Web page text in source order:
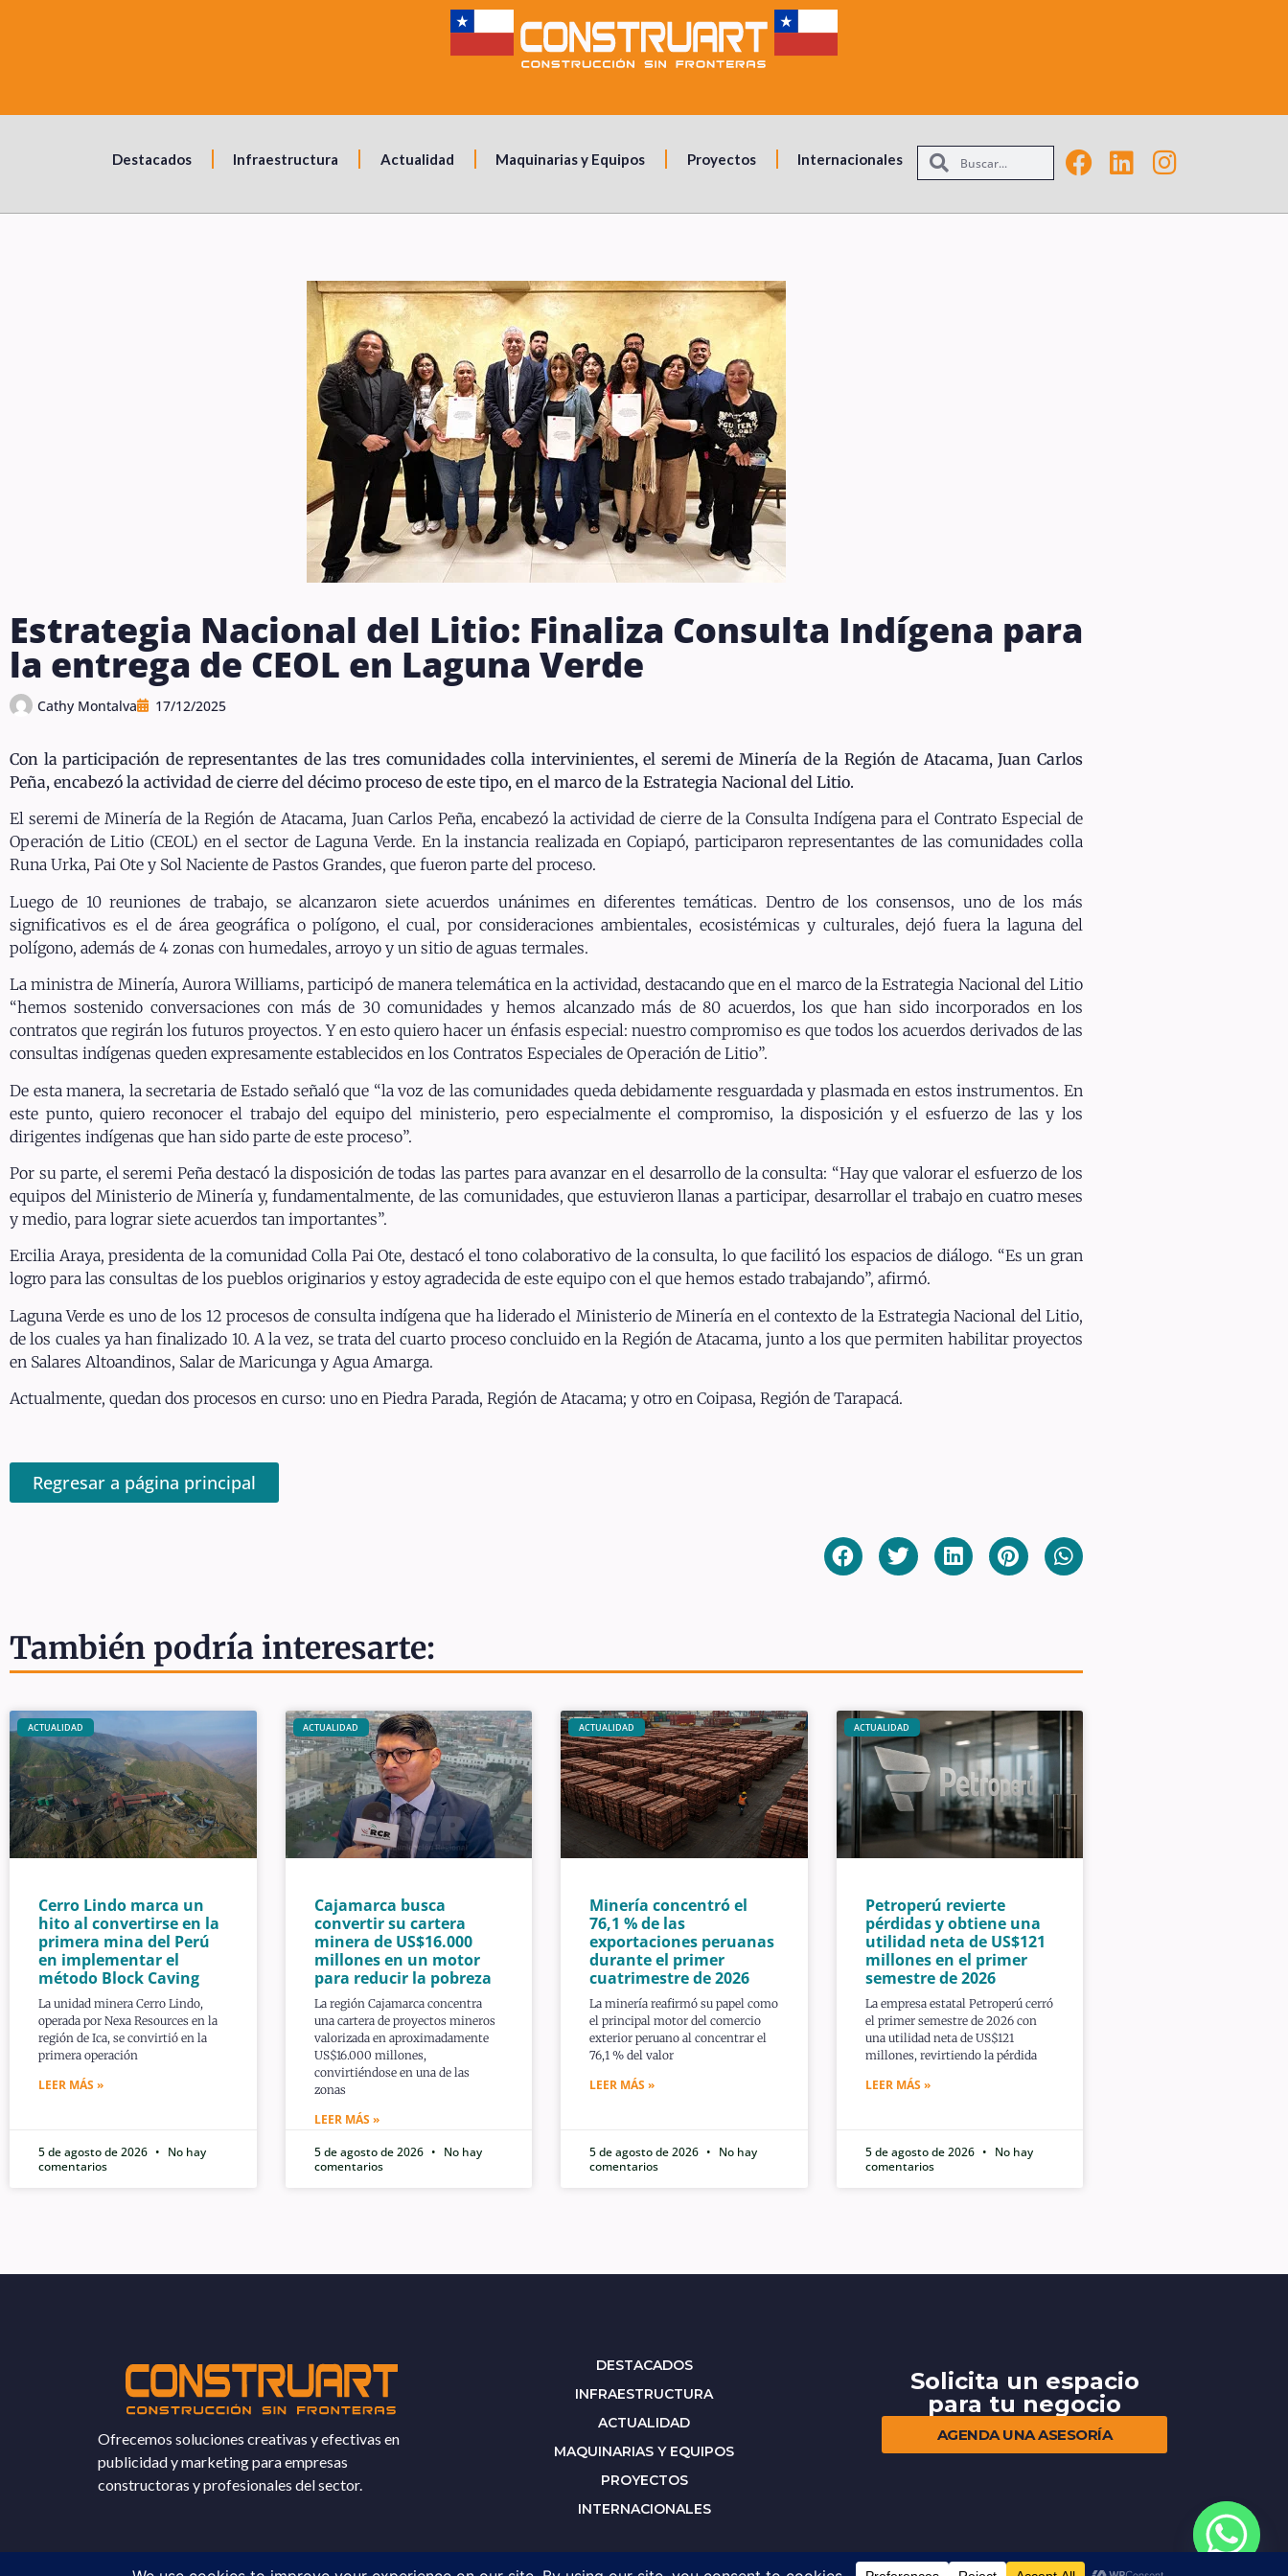
Destacados Infraestructura Actualidad Maquinarias y Equipos Proyectos Internacionales
Estrategia Nacional del Litio: Finaliza Consulta Indígena para
la entrega de CEOL en Laguna Verde
Cathy Montalva 17/12/2025
Con la participación de representantes de las tres comunidades colla intervinientes, el seremi de Minería de la Región de Atacama, Juan Carlos
Peña, encabezó la actividad de cierre del décimo proceso de este tipo, en el marco de la Estrategia Nacional del Litio.
El seremi de Minería de la Región de Atacama, Juan Carlos Peña, encabezó la actividad de cierre de la Consulta Indígena para el Contrato Especial de
Operación de Litio (CEOL) en el sector de Laguna Verde. En la instancia realizada en Copiapó, participaron representantes de las comunidades colla
Runa Urka, Pai Ote y Sol Naciente de Pastos Grandes, que fueron parte del proceso.
Luego de 10 reuniones de trabajo, se alcanzaron siete acuerdos unánimes en diferentes temáticas. Dentro de los consensos, uno de los más
significativos es el de área geográfica o polígono, el cual, por consideraciones ambientales, ecosistémicas y culturales, dejó fuera la laguna del
polígono, además de 4 zonas con humedales, arroyo y un sitio de aguas termales.
La ministra de Minería, Aurora Williams, participó de manera telemática en la actividad, destacando que en el marco de la Estrategia Nacional del Litio
“hemos sostenido conversaciones con más de 30 comunidades y hemos alcanzado más de 80 acuerdos, los que han sido incorporados en los
contratos que regirán los futuros proyectos. Y en esto quiero hacer un énfasis especial: nuestro compromiso es que todos los acuerdos derivados de las
consultas indígenas queden expresamente establecidos en los Contratos Especiales de Operación de Litio”.
De esta manera, la secretaria de Estado señaló que “la voz de las comunidades queda debidamente resguardada y plasmada en estos instrumentos. En
este punto, quiero reconocer el trabajo del equipo del ministerio, pero especialmente el compromiso, la disposición y el esfuerzo de las y los
dirigentes indígenas que han sido parte de este proceso”.
Por su parte, el seremi Peña destacó la disposición de todas las partes para avanzar en el desarrollo de la consulta: “Hay que valorar el esfuerzo de los
equipos del Ministerio de Minería y, fundamentalmente, de las comunidades, que estuvieron llanas a participar, desarrollar el trabajo en cuatro meses
y medio, para lograr siete acuerdos tan importantes”.
Ercilia Araya, presidenta de la comunidad Colla Pai Ote, destacó el tono colaborativo de la consulta, lo que facilitó los espacios de diálogo. “Es un gran
logro para las consultas de los pueblos originarios y estoy agradecida de este equipo con el que hemos estado trabajando”, afirmó.
Laguna Verde es uno de los 12 procesos de consulta indígena que ha liderado el Ministerio de Minería en el contexto de la Estrategia Nacional del Litio,
de los cuales ya han finalizado 10. A la vez, se trata del cuarto proceso concluido en la Región de Atacama, junto a los que permiten habilitar proyectos
en Salares Altoandinos, Salar de Maricunga y Agua Amarga.
Actualmente, quedan dos procesos en curso: uno en Piedra Parada, Región de Atacama; y otro en Coipasa, Región de Tarapacá.
Regresar a página principal
También podría interesarte:
ACTUALIDAD
Cerro Lindo marca un
hito al convertirse en la
primera mina del Perú
en implementar el
método Block Caving
La unidad minera Cerro Lindo,
operada por Nexa Resources en la
región de Ica, se convirtió en la
primera operación
LEER MÁS »
5 de agosto de 2026
No hay
comentarios
ACTUALIDAD
Cajamarca busca
convertir su cartera
minera de US$16.000
millones en un motor
para reducir la pobreza
La región Cajamarca concentra
una cartera de proyectos mineros
valorizada en aproximadamente
US$16.000 millones,
convirtiéndose en una de las
zonas
LEER MÁS »
5 de agosto de 2026
No hay
comentarios
ACTUALIDAD
Minería concentró el
76,1 % de las
exportaciones peruanas
durante el primer
cuatrimestre de 2026
La minería reafirmó su papel como
el principal motor del comercio
exterior peruano al concentrar el
76,1 % del valor
LEER MÁS »
5 de agosto de 2026
No hay
comentarios
ACTUALIDAD
Petroperú revierte
pérdidas y obtiene una
utilidad neta de US$121
millones en el primer
semestre de 2026
La empresa estatal Petroperú cerró
el primer semestre de 2026 con
una utilidad neta de US$121
millones, revirtiendo la pérdida
LEER MÁS »
5 de agosto de 2026
No hay
comentarios
Ofrecemos soluciones creativas y efectivas en
publicidad y marketing para empresas
constructoras y profesionales del sector.
DESTACADOS
INFRAESTRUCTURA
ACTUALIDAD
MAQUINARIAS Y EQUIPOS
PROYECTOS
INTERNACIONALES
Solicita un espacio
para tu negocio
AGENDA UNA ASESORÍA